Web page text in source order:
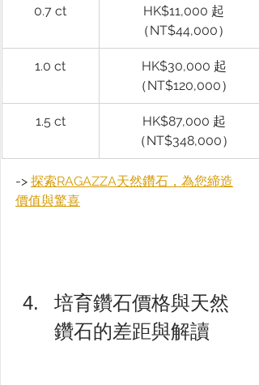
0.7 ct
HK$11,000 起
（NT$44,000）
1.0 ct
HK$30,000 起
（NT$120,000）
1.5 ct
HK$87,000 起
（NT$348,000）
-> 探索RAGAZZA天然鑽石，為您締造
價值與驚喜
培育鑽石價格與天然
鑽石的差距與解讀